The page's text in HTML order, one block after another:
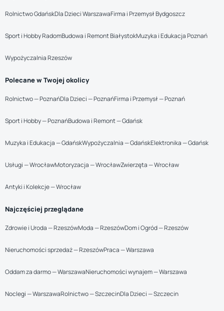
Rolnictwo GdańskDla Dzieci WarszawaFirma i Przemysł Bydgoszcz
Sport i Hobby RadomBudowa i Remont BiałystokMuzyka i Edukacja Poznań
Wypożyczalnia Rzeszów
Polecane w Twojej okolicy
Rolnictwo — PoznańDla Dzieci — PoznańFirma i Przemysł — Poznań
Sport i Hobby — PoznańBudowa i Remont — Gdańsk
Muzyka i Edukacja — GdańskWypożyczalnia — GdańskElektronika — Gdańsk
Usługi — WrocławMotoryzacja — WrocławZwierzęta — Wrocław
Antyki i Kolekcje — Wrocław
Najczęściej przeglądane
Zdrowie i Uroda — RzeszówModa — RzeszówDom i Ogród — Rzeszów
Nieruchomości sprzedaż — RzeszówPraca — Warszawa
Oddam za darmo — WarszawaNieruchomości wynajem — Warszawa
Noclegi — WarszawaRolnictwo — SzczecinDla Dzieci — Szczecin